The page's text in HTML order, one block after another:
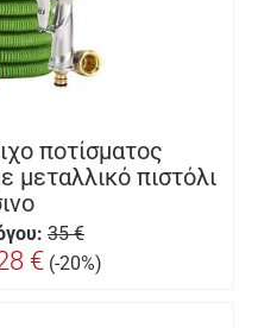
ποτίσματος
μεταλλικό πιστόλι
35 €
€ (-20%)